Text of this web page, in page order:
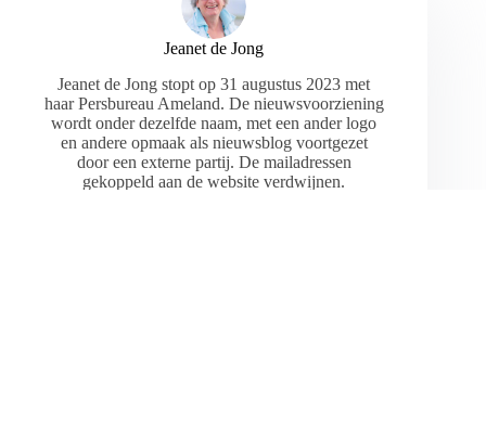
Jeanet de Jong
Jeanet de Jong stopt op 31 augustus 2023 met
haar Persbureau Ameland. De nieuwsvoorziening
wordt onder dezelfde naam, met een ander logo
en andere opmaak als nieuwsblog voortgezet
door een externe partij. De mailadressen
gekoppeld aan de website verdwijnen.